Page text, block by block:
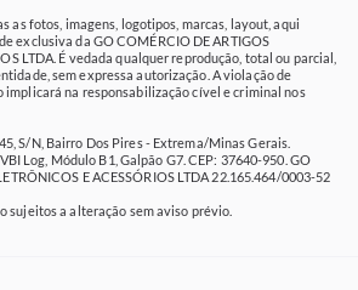
as fotos, imagens, logotipos, marcas, layout, aqui
exclusiva da GO COMÉRCIO DE ARTIGOS
LTDA. É vedada qualquer reprodução, total ou parcial,
sem expressa autorização. A violação de
na responsabilização cível e criminal nos
S/N, Bairro Dos Pires - Extrema/Minas Gerais.
Log, Módulo B1, Galpão G7. CEP: 37640-950. GO
E ACESSÓRIOS LTDA 22.165.464/0003-52
sujeitos a alteração sem aviso prévio.